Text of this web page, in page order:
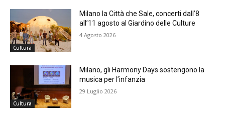
Cultura
Milano la Città che Sale, concerti dall’8
all’11 agosto al Giardino delle Culture
4 Agosto 2026
Cultura
Milano, gli Harmony Days sostengono la
musica per l’infanzia
29 Luglio 2026